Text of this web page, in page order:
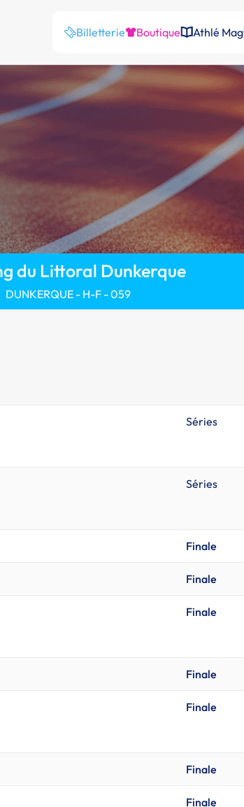
Billetterie Boutique Athlé Mag
du Littoral Dunkerque
DUNKERQUE - H-F - 059
Séries
Séries
Finale
Finale
Finale
Finale
Finale
Finale
Finale